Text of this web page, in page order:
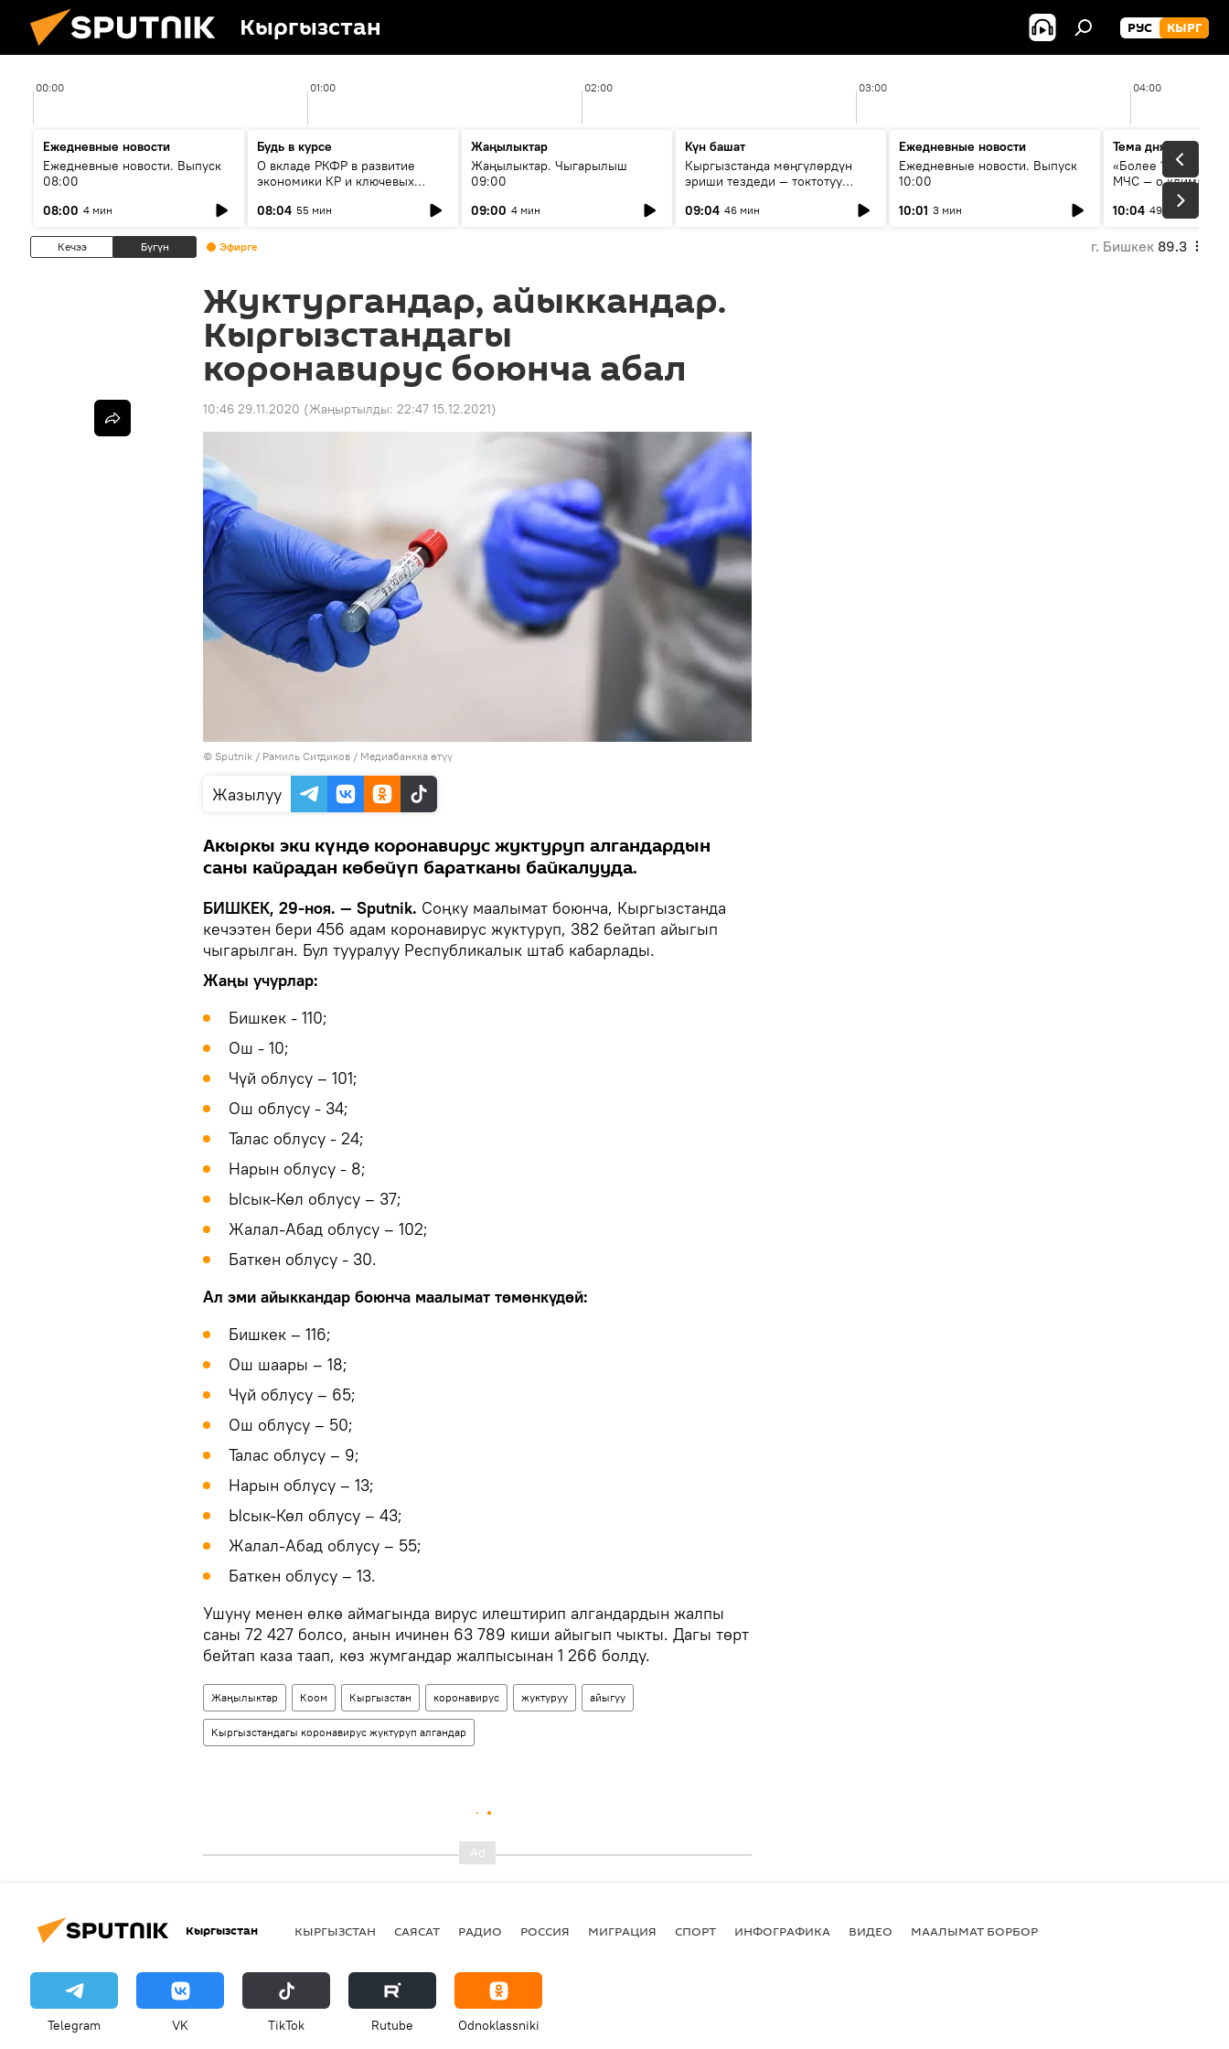
Кыргызстан РУС КЫРГ
00:00 01:00 02:00 03:00 04:00
Ежедневные новости
Ежедневные новости. Выпуск
08:00
08:00 4 мин
Будь в курсе
О вкладе РКФР в развитие
экономики КР и ключевых
08:04 55 мин
Жаңылыктар
Жаңылыктар. Чыгарылыш
09:00
09:00 4 мин
Күн башат
Кыргызстанда мөңгүлөрдүн
эриши тездеди — токтотуу
09:04 46 мин
Ежедневные новости
Ежедневные новости. Выпуск
10:00
10:01 3 мин
Тема дня
«Более 1200 сёл в
МЧС — о климате,
системе
населения
10:04 49 мин
Кечээ Бүгүн Эфирге г. Бишкек 89.3
Жуктургандар, айыккандар.
Кыргызстандагы
коронавирус боюнча абал
10:46 29.11.2020 (Жаңыртылды: 22:47 15.12.2021)
© Sputnik / Рамиль Ситдиков / Медиабанкка өтүү
Жазылуу
Акыркы эки күндө коронавирус жуктуруп алгандардын
саны кайрадан көбөйүп баратканы байкалууда.
БИШКЕК, 29-ноя. — Sputnik. Соңку маалымат боюнча, Кыргызстанда
кечээтен бери 456 адам коронавирус жуктуруп, 382 бейтап айыгып
чыгарылган. Бул тууралуу Республикалык штаб кабарлады.
Жаңы учурлар:
Бишкек - 110;
Ош - 10;
Чүй облусу – 101;
Ош облусу - 34;
Талас облусу - 24;
Нарын облусу - 8;
Ысык-Көл облусу – 37;
Жалал-Абад облусу – 102;
Баткен облусу - 30.
Ал эми айыккандар боюнча маалымат төмөнкүдөй:
Бишкек – 116;
Ош шаары – 18;
Чүй облусу – 65;
Ош облусу – 50;
Талас облусу – 9;
Нарын облусу – 13;
Ысык-Көл облусу – 43;
Жалал-Абад облусу – 55;
Баткен облусу – 13.
Ушуну менен өлкө аймагында вирус илештирип алгандардын жалпы
саны 72 427 болсо, анын ичинен 63 789 киши айыгып чыкты. Дагы төрт
бейтап каза таап, көз жумгандар жалпысынан 1 266 болду.
Жаңылыктар Коом Кыргызстан коронавирус жуктуруу айыгуу
Кыргызстандагы коронавирус жуктуруп алгандар
Кыргызстан КЫРГЫЗСТАН САЯСАТ РАДИО РОССИЯ МИГРАЦИЯ СПОРТ ИНФОГРАФИКА ВИДЕО МААЛЫМАТ БОРБОР
Telegram VK ТikТоk Rutube Odnoklassniki